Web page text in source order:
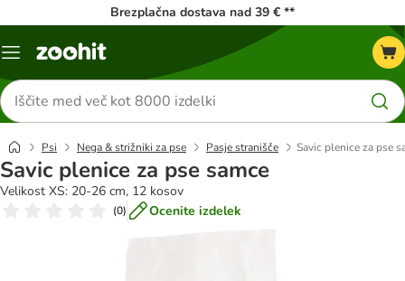
Brezplačna dostava nad 39 € **
Meni
Iskanje
izdelkov
Psi Nega & strižniki za pse Pasje stranišče Savic plenice za pse
Savic plenice za pse samce
Velikost XS: 20-26 cm, 12 kosov
(0) Ocenite izdelek